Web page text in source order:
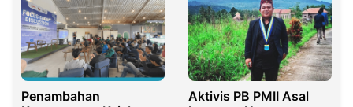
Penambahan
Aktivis PB PMII Asal